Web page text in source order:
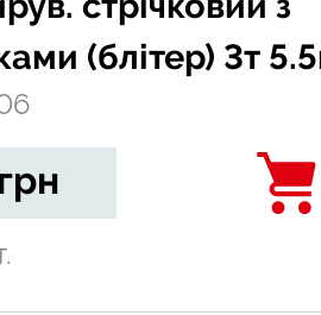
(блітер) 3т
грн